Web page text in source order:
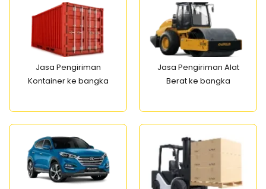
Jasa Pengiriman
Kontainer ke bangka
Jasa Pengiriman Alat
Berat ke bangka